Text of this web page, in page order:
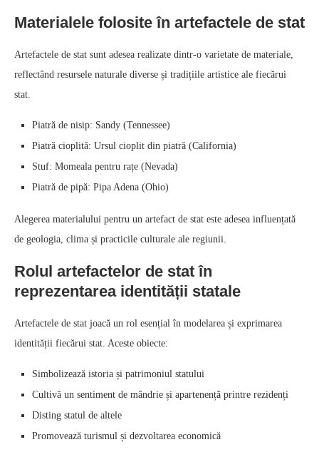
Materialele folosite în artefactele de stat
Artefactele de stat sunt adesea realizate dintr-o varietate de materiale,
reflectând resursele naturale diverse și tradițiile artistice ale fiecărui
stat.
Piatră de nisip: Sandy (Tennessee)
Piatră cioplită: Ursul cioplit din piatră (California)
Stuf: Momeala pentru rațe (Nevada)
Piatră de pipă: Pipa Adena (Ohio)
Alegerea materialului pentru un artefact de stat este adesea influențată
de geologia, clima și practicile culturale ale regiunii.
Rolul artefactelor de stat în
reprezentarea identității statale
Artefactele de stat joacă un rol esențial în modelarea și exprimarea
identității fiecărui stat. Aceste obiecte:
Simbolizează istoria și patrimoniul statului
Cultivă un sentiment de mândrie și apartenență printre rezidenți
Disting statul de altele
Promovează turismul și dezvoltarea economică